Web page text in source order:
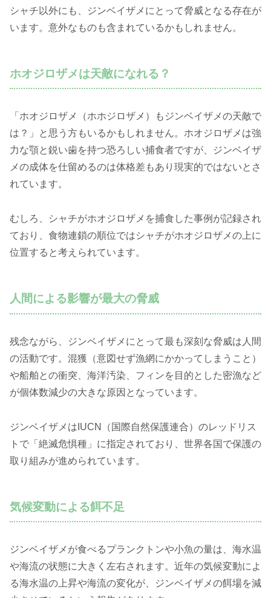
シャチ以外にも、ジンベイザメにとって脅威となる存在が
います。意外なものも含まれているかもしれません。
ホオジロザメは天敵になれる？
「ホオジロザメ（ホホジロザメ）もジンベイザメの天敵で
は？」と思う方もいるかもしれません。ホオジロザメは強
力な顎と鋭い歯を持つ恐ろしい捕食者ですが、ジンベイザ
メの成体を仕留めるのは体格差もあり現実的ではないとさ
れています。
むしろ、シャチがホオジロザメを捕食した事例が記録され
ており、食物連鎖の順位ではシャチがホオジロザメの上に
位置すると考えられています。
人間による影響が最大の脅威
残念ながら、ジンベイザメにとって最も深刻な脅威は人間
の活動です。混獲（意図せず漁網にかかってしまうこと）
や船舶との衝突、海洋汚染、フィンを目的とした密漁など
が個体数減少の大きな原因となっています。
ジンベイザメはIUCN（国際自然保護連合）のレッドリス
トで「絶滅危惧種」に指定されており、世界各国で保護の
取り組みが進められています。
気候変動による餌不足
ジンベイザメが食べるプランクトンや小魚の量は、海水温
や海流の状態に大きく左右されます。近年の気候変動によ
る海水温の上昇や海流の変化が、ジンベイザメの餌場を減